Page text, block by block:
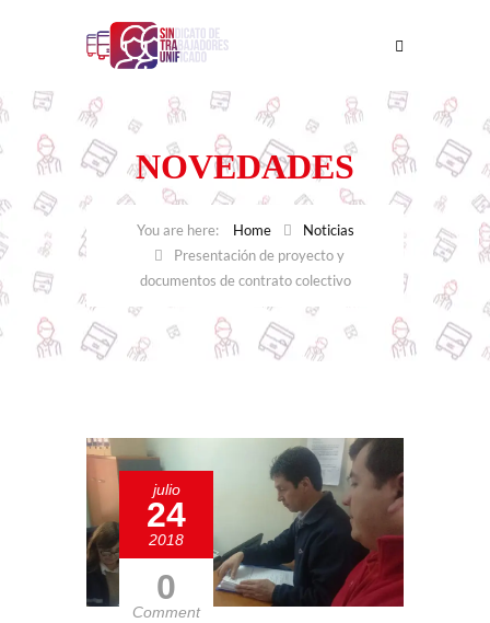
NOVEDADES
Home
Noticias
Presentación de proyecto y
documentos de contrato colectivo
julio
24
2018
0
Comment